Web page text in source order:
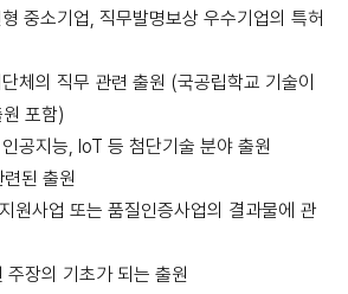
중소기업, 직무발명보상 우수기업의 특허
체의 직무 관련 출원 (국공립학교 기술이
원 포함)
공지능, IoT 등 첨단기술 분야 출원
된 출원
원사업 또는 품질인증사업의 결과물에 관
장의 기초가 되는 출원